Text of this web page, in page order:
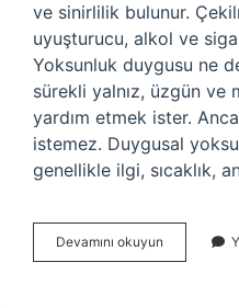
ve sinirlilik bulunur.
uyuşturucu, alkol ve
Yoksunluk duygusu ne
sürekli yalnız, üzgün ve
yardım etmek ister.
istemez. Duygusal
genellikle ilgi, sıcaklık,
Devamını okuyun Yoksunluk
Hali